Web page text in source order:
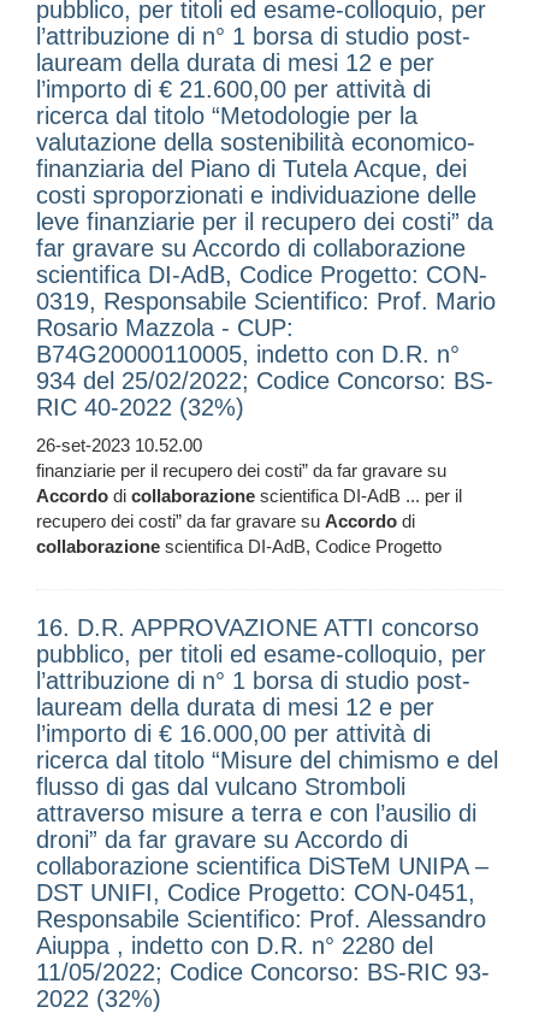
pubblico, per titoli ed esame-colloquio, per
l’attribuzione di n° 1 borsa di studio post-
lauream della durata di mesi 12 e per
l’importo di € 21.600,00 per attività di
ricerca dal titolo “Metodologie per la
valutazione della sostenibilità economico-
finanziaria del Piano di Tutela Acque, dei
costi sproporzionati e individuazione delle
leve finanziarie per il recupero dei costi” da
far gravare su Accordo di collaborazione
scientifica DI-AdB, Codice Progetto: CON-
0319, Responsabile Scientifico: Prof. Mario
Rosario Mazzola - CUP:
B74G20000110005, indetto con D.R. n°
934 del 25/02/2022; Codice Concorso: BS-
RIC 40-2022 (32%)
26-set-2023 10.52.00
finanziarie per il recupero dei costi” da far gravare su
Accordo di collaborazione scientifica DI-AdB ... per il
recupero dei costi” da far gravare su Accordo di
collaborazione scientifica DI-AdB, Codice Progetto
16. D.R. APPROVAZIONE ATTI concorso
pubblico, per titoli ed esame-colloquio, per
l’attribuzione di n° 1 borsa di studio post-
lauream della durata di mesi 12 e per
l’importo di € 16.000,00 per attività di
ricerca dal titolo “Misure del chimismo e del
flusso di gas dal vulcano Stromboli
attraverso misure a terra e con l’ausilio di
droni” da far gravare su Accordo di
collaborazione scientifica DiSTeM UNIPA –
DST UNIFI, Codice Progetto: CON-0451,
Responsabile Scientifico: Prof. Alessandro
Aiuppa , indetto con D.R. n° 2280 del
11/05/2022; Codice Concorso: BS-RIC 93-
2022 (32%)